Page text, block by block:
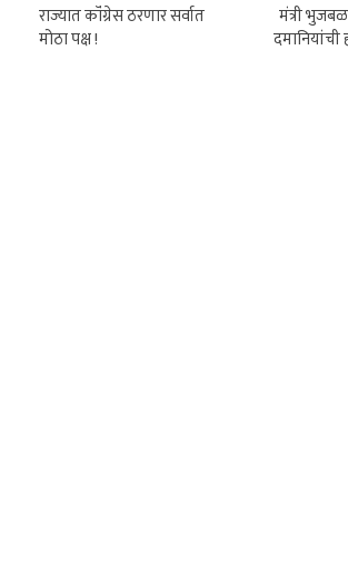
राज्यात कॉंग्रेस ठरणार सर्वात
मोठा पक्ष !
मंत्री
दमानियांची